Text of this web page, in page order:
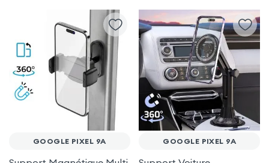
GOOGLE PIXEL 9A GOOGLE PIXEL 9A